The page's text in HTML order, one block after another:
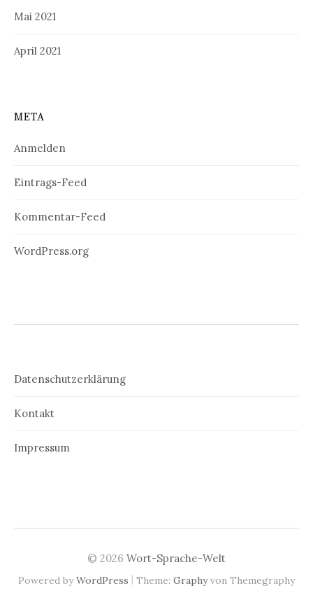
Mai 2021
April 2021
META
Anmelden
Eintrags-Feed
Kommentar-Feed
WordPress.org
Datenschutzerklärung
Kontakt
Impressum
© 2026 Wort-Sprache-Welt
Powered byWordPress | Theme: Graphyvon Themegraphy